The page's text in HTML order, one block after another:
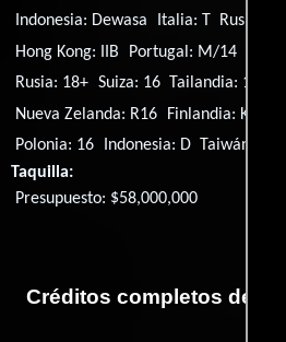
Indonesia: Dewasa
Italia: T Rusia: 16+
Hong Kong: IIB
Portugal: M/14
Rusia: 18+ Suiza: 16 Tailandia: 15
Nueva Zelanda: R16
Finlandia: K-16
Polonia: 16
Indonesia: D Taiwán: R-15
Taquilla:
Presupuesto: $58,000,000
Créditos completos de la